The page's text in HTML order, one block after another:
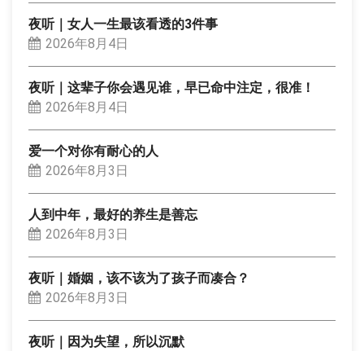
夜听｜女人一生最该看透的3件事
2026年8月4日
夜听｜这辈子你会遇见谁，早已命中注定，很准！
2026年8月4日
爱一个对你有耐心的人
2026年8月3日
人到中年，最好的养生是善忘
2026年8月3日
夜听｜婚姻，该不该为了孩子而凑合？
2026年8月3日
夜听｜因为失望，所以沉默